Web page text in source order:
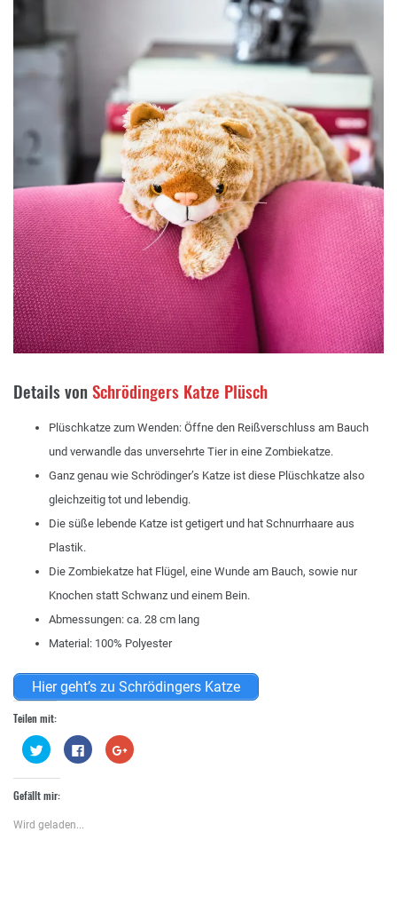
Details vonSchrödingers Katze Plüsch
Plüschkatze zum Wenden: Öffne den Reißverschluss am Bauch
und verwandle das unversehrte Tier in eine Zombiekatze.
Ganz genau wie Schrödinger’s Katze ist diese Plüschkatze also
gleichzeitig tot und lebendig.
Die süße lebende Katze ist getigert und hat Schnurrhaare aus
Plastik.
Die Zombiekatze hat Flügel, eine Wunde am Bauch, sowie nur
Knochen statt Schwanz und einem Bein.
Abmessungen: ca. 28 cm lang
Material: 100% Polyester
Hier geht’s zu Schrödingers Katze
Teilen mit:
Klick,
um
Twitter
zu
teilen
in
neuem
Klick,
um
Zum
Teilen
Gefällt mir:
Wird geladen...